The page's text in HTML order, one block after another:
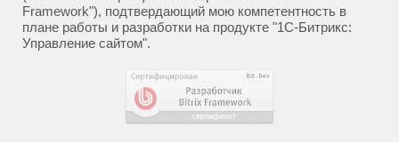
Framework"), подтвердающий мою компетентность в
плане работы и разработки на продукте "1С-Битрикс:
Управление сайтом".